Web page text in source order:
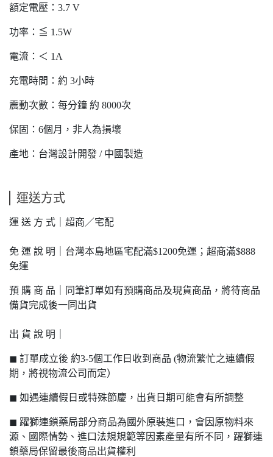
額定電壓：3.7 V
功率：≦ 1.5W
電流：＜ 1A
充電時間：約 3小時
震動次數：每分鐘 約 8000次
保固：6個月，非人為損壞
產地：台灣設計開發 / 中國製造
運送方式
運 送 方 式｜超商／宅配
免 運 說 明｜台灣本島地區宅配滿$1200免運；超商滿$888
免運
預 購 商 品｜同筆訂單如有預購商品及現貨商品，將待商品
備貨完成後一同出貨
出 貨 說 明｜
◼ 訂單成立後 約3-5個工作日收到商品 (物流繁忙之連續假
期，將視物流公司而定）
◼ 如遇連續假日或特殊節慶，出貨日期可能會有所調整
◼ 躍獅連鎖藥局部分商品為國外原裝進口，會因原物料來
源、國際情勢、進口法規規範等因素產量有所不同，躍獅連
鎖藥局保留最後商品出貨權利